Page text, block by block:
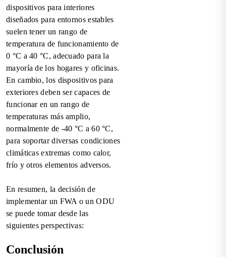
dispositivos para interiores
diseñados para entornos estables
suelen tener un rango de
temperatura de funcionamiento de
0 °C a 40 °C, adecuado para la
mayoría de los hogares y oficinas.
En cambio, los dispositivos para
exteriores deben ser capaces de
funcionar en un rango de
temperaturas más amplio,
normalmente de -40 °C a 60 °C,
para soportar diversas condiciones
climáticas extremas como calor,
frío y otros elementos adversos.
En resumen, la decisión de
implementar un FWA o un ODU
se puede tomar desde las
siguientes perspectivas:
Conclusión